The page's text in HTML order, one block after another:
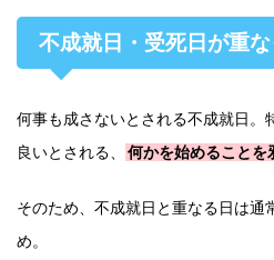
不成就日・受死日が重
何事も成さないとされる不成就日。
良いとされる、
何かを始めることを
そのため、不成就日と重なる日は通
め。